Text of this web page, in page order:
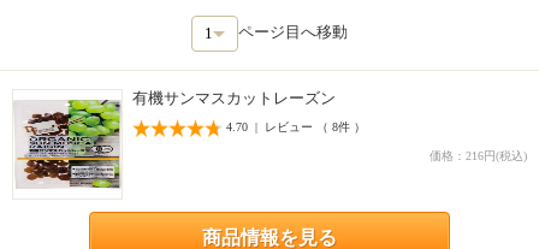
ページ目へ移動
有機サンマスカットレーズン
4.70 | レビュー （ 8件 ）
価格：216円(税込)
商品情報を見る